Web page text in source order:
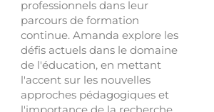
professionnels dans leur
parcours de formation
continue. Amanda explore les
défis actuels dans le domaine
de l'éducation, en mettant
l'accent sur les nouvelles
approches pédagogiques et